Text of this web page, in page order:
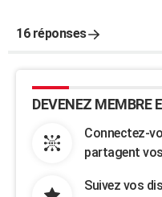
16 réponses
DEVENEZ MEMBRE
Connectez-
partagent
Suivez vos